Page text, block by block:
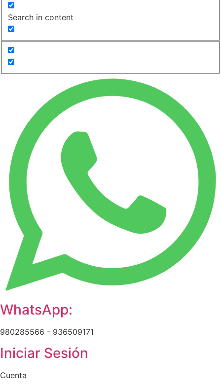
Search in content
WhatsApp:
980285566 - 936509171
Iniciar Sesión
Cuenta